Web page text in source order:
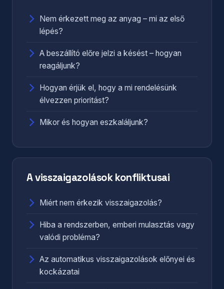
Nem érkezett meg az anyag – mi az első
lépés?
A beszállító előre jelzi a késést – hogyan
reagáljunk?
Hogyan érjük el, hogy a mi rendelésünk
élvezzen prioritást?
Mikor és hogyan eszkaláljunk?
A visszaigazolások konfliktusai
Miért nem érkezik visszaigazolás?
Hiba a rendszerben, emberi mulasztás vagy
valódi probléma?
Az automatikus visszaigazolások előnyei és
kockázatai